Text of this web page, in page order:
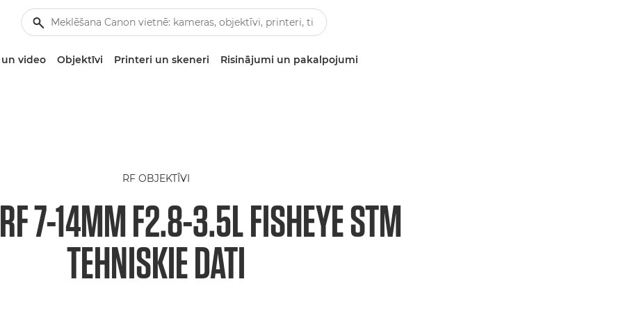
video Objektīvi Printeri un skeneri Risinājumi un pakalpojumi
RF OBJEKTĪVI
7-14MM F2.8-3.5L FISHEYE STM
TEHNISKIE DATI